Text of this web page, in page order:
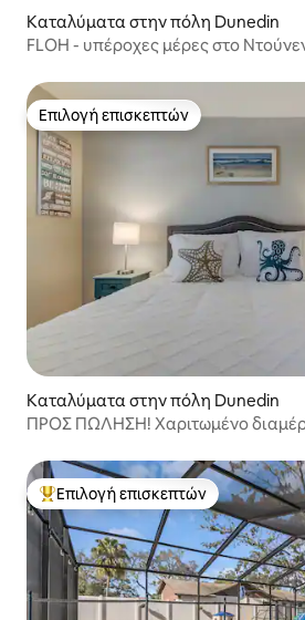
Καταλύματα στην πόλη Dunedin
FLOH - υπέροχες μέρες στο
Επιλογή επισκεπτών
Επιλογή επισκεπτών
Καταλύματα στην πόλη Dunedin
ΠΡΟΣ ΠΏΛΗΣΗ! Χαριτωμένο
κράτηση τώρα!
Κορυφαία επιλογή επισκεπτών
Επιλογή επισκεπτών